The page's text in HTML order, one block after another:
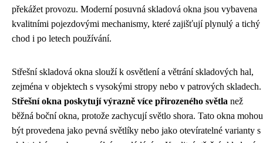
překážet provozu. Moderní posuvná skladová okna jsou vybavena
kvalitními pojezdovými mechanismy, které zajišťují plynulý a tichý
chod i po letech používání.
Střešní skladová okna slouží k osvětlení a větrání skladových hal,
zejména v objektech s vysokými stropy nebo v patrových skladech.
Střešní okna poskytují výrazně více přirozeného světla než
běžná boční okna, protože zachycují světlo shora. Tato okna mohou
být provedena jako pevná světlíky nebo jako otevíratelné varianty s